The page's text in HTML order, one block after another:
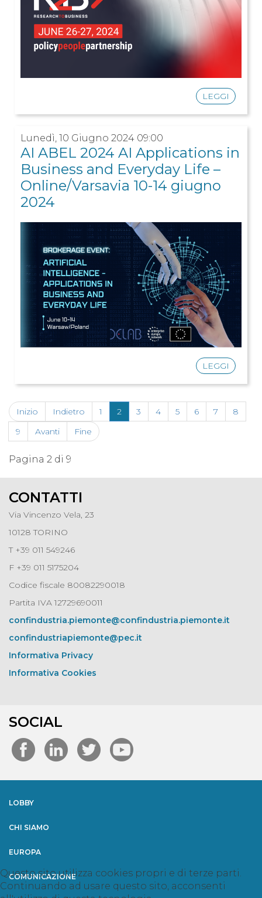
LEGGI
Lunedì, 10 Giugno 2024 09:00
AI ABEL 2024 AI Applications in
Business and Everyday Life –
Online/Varsavia 10-14 giugno
2024
LEGGI
Inizio Indietro 1 2 3 4 5 6 7
8
9
Avanti Fine
Pagina 2 di 9
CONTATTI
Via Vincenzo Vela, 23
10128 TORINO
T +39 011 549246
F +39 011 5175204
Codice fiscale 80082290018
Partita IVA 12729690011
confindustria.piemonte@confindustria.piemonte.it
confindustriapiemonte@pec.it
Informativa Privacy
Informativa Cookies
SOCIAL
LOBBY
CHI SIAMO
EUROPA
COMUNICAZIONE
Questo sito utilizza cookies propri e di terze parti.
Continuando ad usare questo sito, acconsenti